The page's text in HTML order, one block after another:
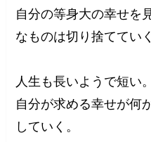
自分の等身大の幸せを
なものは切り捨てていく
人生も長いようで短い。
自分が求める幸せが何
していく。